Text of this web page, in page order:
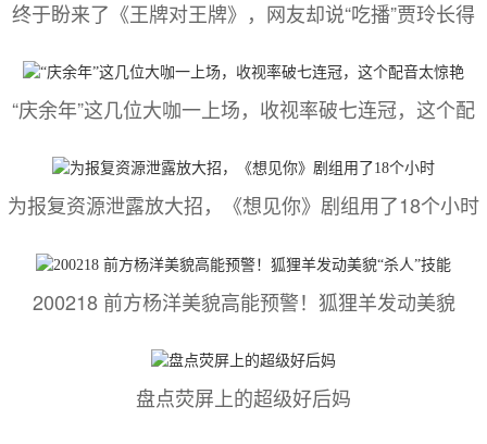
终于盼来了《王牌对王牌》，网友却说“吃播”贾玲长得
“庆余年”这几位大咖一上场，收视率破七连冠，这个配
为报复资源泄露放大招，《想见你》剧组用了18个小时
200218 前方杨洋美貌高能预警！狐狸羊发动美貌
盘点荧屏上的超级好后妈